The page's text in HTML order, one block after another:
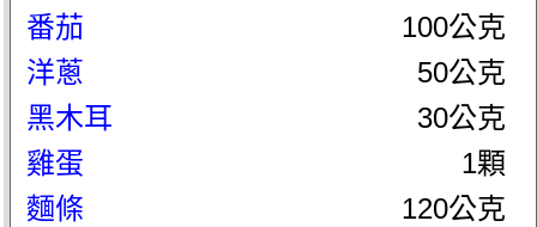
番茄
100公克
洋蔥
50公克
黑木耳
30公克
雞蛋
1顆
麵條
120公克